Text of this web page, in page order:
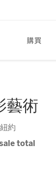
購買
藝術
約
total